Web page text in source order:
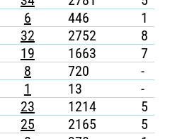
6 446 1
32 2752 8
19 1663 7
8 720 -
1 13 -
23 1214 5
25 2165 5